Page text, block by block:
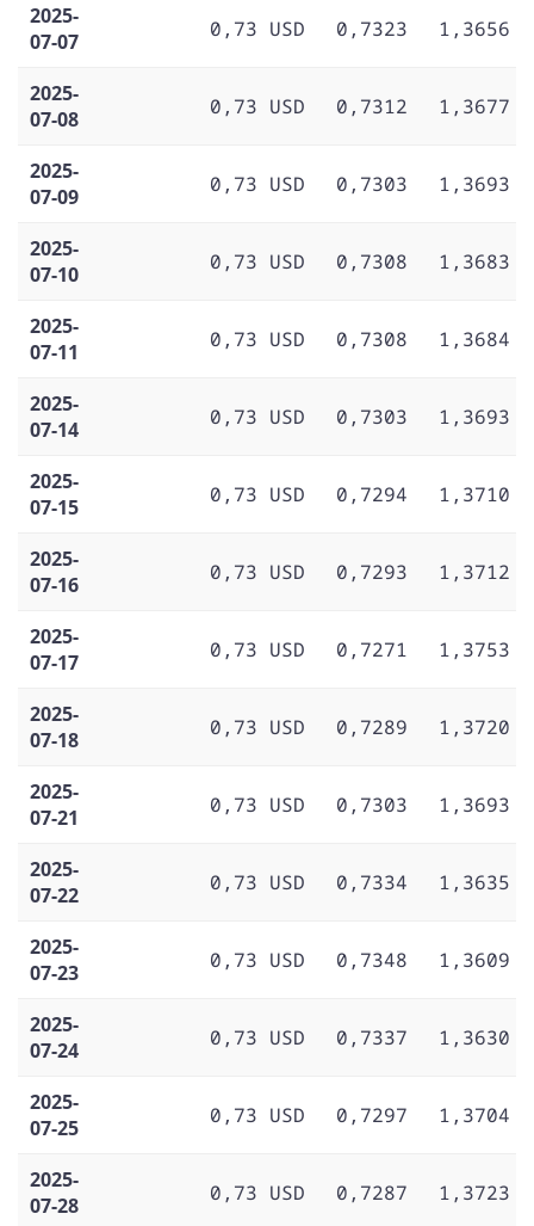
2025-
07-07
0,73 USD 0,7323 1,3656
2025-
07-08
0,73 USD 0,7312 1,3677
2025-
07-09
0,73 USD 0,7303 1,3693
2025-
07-10
0,73 USD 0,7308 1,3683
2025-
07-11
0,73 USD 0,7308 1,3684
2025-
07-14
0,73 USD 0,7303 1,3693
2025-
07-15
0,73 USD 0,7294 1,3710
2025-
07-16
0,73 USD 0,7293 1,3712
2025-
07-17
0,73 USD 0,7271 1,3753
2025-
07-18
0,73 USD 0,7289 1,3720
2025-
07-21
0,73 USD 0,7303 1,3693
2025-
07-22
0,73 USD 0,7334 1,3635
2025-
07-23
0,73 USD 0,7348 1,3609
2025-
07-24
0,73 USD 0,7337 1,3630
2025-
07-25
0,73 USD 0,7297 1,3704
2025-
07-28
0,73 USD 0,7287 1,3723